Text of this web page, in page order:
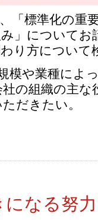
「標準化の重
」についてお
り方について
模や業種によ
の組織の主な
だきたい。
になる努